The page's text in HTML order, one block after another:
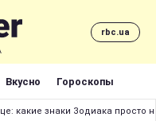
rbc.ua
Вкусно Гороскопы
какие знаки Зодиака